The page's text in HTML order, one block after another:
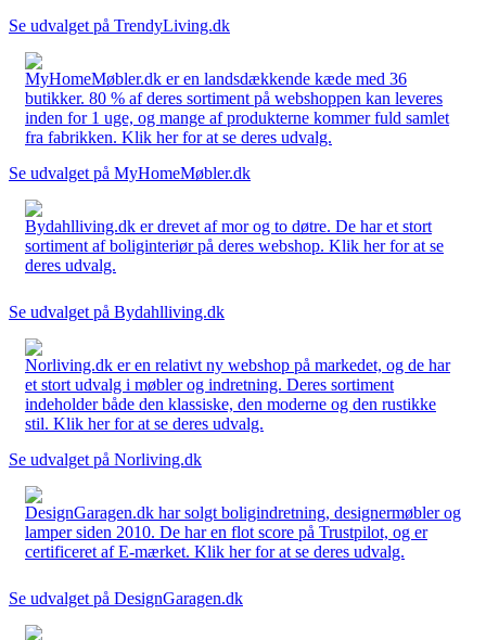
Se udvalget på TrendyLiving.dk
MyHomeMøbler.dk er en landsdækkende kæde med 36
butikker. 80 % af deres sortiment på webshoppen kan leveres
inden for 1 uge, og mange af produkterne kommer fuld samlet
fra fabrikken. Klik her for at se deres udvalg.
Se udvalget på MyHomeMøbler.dk
Bydahlliving.dk er drevet af mor og to døtre. De har et stort
sortiment af boliginteriør på deres webshop. Klik her for at se
deres udvalg.
Se udvalget på Bydahlliving.dk
Norliving.dk er en relativt ny webshop på markedet, og de har
et stort udvalg i møbler og indretning. Deres sortiment
indeholder både den klassiske, den moderne og den rustikke
stil. Klik her for at se deres udvalg.
Se udvalget på Norliving.dk
DesignGaragen.dk har solgt boligindretning, designermøbler og
lamper siden 2010. De har en flot score på Trustpilot, og er
certificeret af E-mærket. Klik her for at se deres udvalg.
Se udvalget på DesignGaragen.dk